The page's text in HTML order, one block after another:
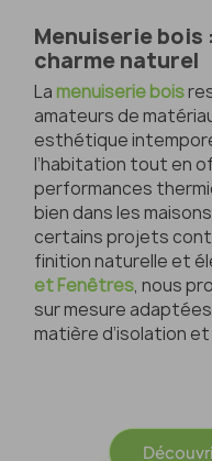
Menuiserie
charme naturel
La menuiserie bois
amateurs de
esthétique
l’habitation tout en
performances
bien dans les
certains projets
finition naturelle et
et Fenêtres, nous
sur mesure
matière d’isolation